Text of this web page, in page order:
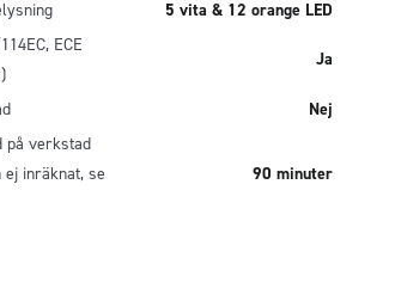
5 vita & 12 orange LED
ECE
Ja
Nej
på verkstad
inräknat, se
90 minuter